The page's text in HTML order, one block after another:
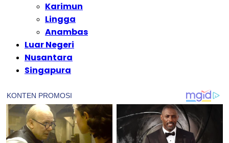
Karimun
Lingga
Anambas
Luar Negeri
Nusantara
Singapura